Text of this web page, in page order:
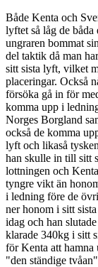
Både Kenta och
lyftet så låg de
ungraren bommat
del taktik då man
sitt sista lyft, vilket
placeringar. Också
försöka gå in för
komma upp i
Norges Borgland
också de komma
lyft och likaså
han skulle in till sitt
lottningen och
tyngre vikt än
i ledning före de
ner honom i sitt
idag och han
klarade 340kg i sitt
för Kenta att hamna
"den ständige